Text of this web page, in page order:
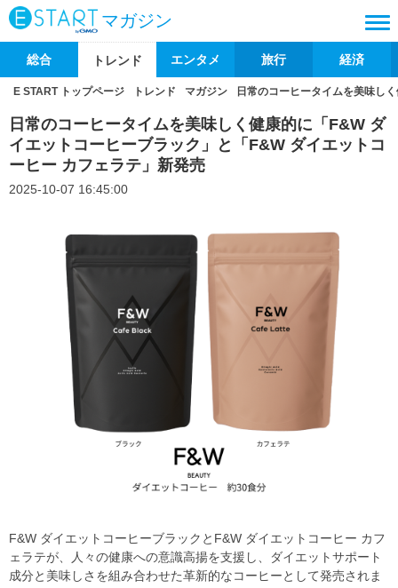
マガジン
総合 トレンド エンタメ 旅行 経済
E START トップページ トレンド マガジン 日常のコーヒータイムを美味し
日常のコーヒータイムを美味しく健康的に「F&W ダ
イエットコーヒーブラック」と「F&W ダイエットコ
ーヒー カフェラテ」新発売
2025-10-07 16:45:00
F&W ダイエットコーヒーブラックとF&W ダイエットコーヒー カフ
ェラテが、人々の健康への意識高揚を支援し、ダイエットサポート
成分と美味しさを組み合わせた革新的なコーヒーとして発売されま